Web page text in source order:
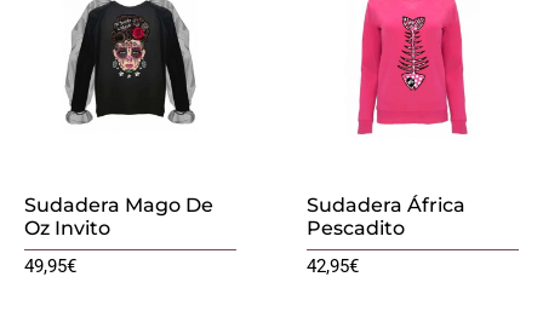
Sudadera Mago De
Oz Invito
49,95€
Sudadera África
Pescadito
42,95€